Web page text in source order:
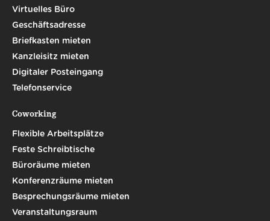
Virtuelles Büro
Geschäftsadresse
Briefkasten mieten
Kanzleisitz mieten
Digitaler Posteingang
Telefonservice
Coworking
Flexible Arbeitsplätze
Feste Schreibtische
Büroräume mieten
Konferenzräume mieten
Besprechungsräume mieten
Veranstaltungsraum